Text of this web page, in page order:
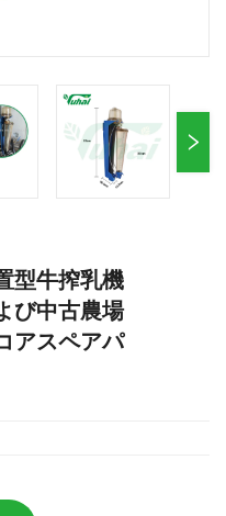
型牛搾乳機
び中古農場
アスペアパ